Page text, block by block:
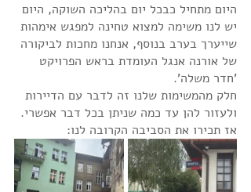
היום מתחיל כבכל יום בהליכה השוקה, היום
יש לנו משימה למצוא טחינה למפגש אימהות
שייערך בערב בנוסף, אנחנו מחכות לביקורה
של אורנה אנגל העומדת בראש הפרויקט
'חדר משלה'.
חלק מהמשימות שלנו זה לדבר עם הדיירות
ולעזור להן עד כמה שניתן בכל דבר אפשרי.
אז תכירו את הסביבה הקרובה לנו: